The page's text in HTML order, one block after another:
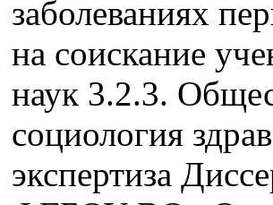
заболеваниях
на соискание
наук 3.2.3.
социология
экспертиза